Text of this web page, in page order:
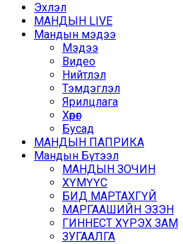
Эхлэл
МАНДЫН LIVE
Мандын мэдээ
Мэдээ
Видео
Нийтлэл
Тэмдэглэл
Ярилцлага
Хөрөг
Бусад
МАНДЫН ПАПРИКА
Мандын Бүтээл
МАНДЫН ЗОЧИН
ХҮМҮҮС
БИД МАРТАХГҮЙ
МАРГААШИЙН ЭЗЭН
ГИННЕСТ ХҮРЭХ ЗАМ
ЗУГААЛГА